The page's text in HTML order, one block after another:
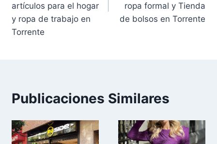
artículos para el hogar
y ropa de trabajo en
Torrente
ropa formal y Tienda
de bolsos en Torrente
Publicaciones Similares